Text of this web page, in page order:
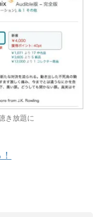
き放題に